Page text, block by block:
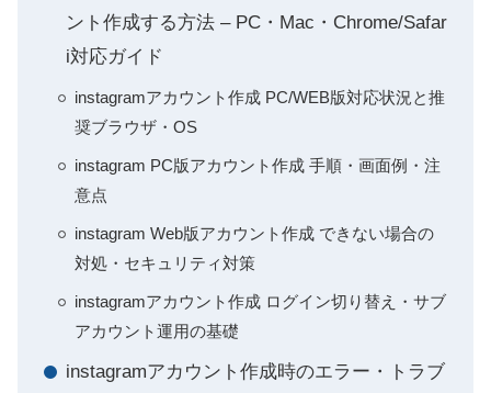
ント作成する方法 – PC・Mac・Chrome/Safar
i対応ガイド
instagramアカウント作成 PC/WEB版対応状況と推
奨ブラウザ・OS
instagram PC版アカウント作成 手順・画面例・注
意点
instagram Web版アカウント作成 できない場合の
対処・セキュリティ対策
instagramアカウント作成 ログイン切り替え・サブ
アカウント運用の基礎
instagramアカウント作成時のエラー・トラブ